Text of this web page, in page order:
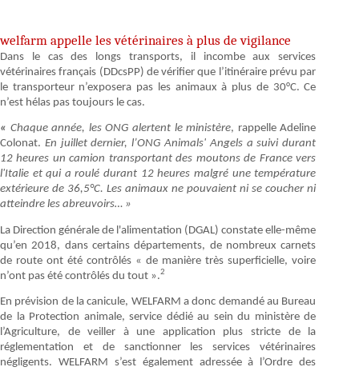
welfarm appelle les vétérinaires à plus de vigilance
Dans le cas des longs transports, il incombe aux services
vétérinaires français (DDcsPP) de vérifier que l’itinéraire prévu par
le transporteur n’exposera pas les animaux à plus de 30°C. Ce
n’est hélas pas toujours le cas.
« Chaque année, les ONG alertent le ministère, rappelle Adeline
Colonat. En juillet dernier, l’ONG Animals' Angels a suivi durant
12 heures un camion transportant des moutons de France vers
l'Italie et qui a roulé durant 12 heures malgré une température
extérieure de 36,5°C. Les animaux ne pouvaient ni se coucher ni
atteindre les abreuvoirs… »
La Direction générale de l'alimentation (DGAL) constate elle-même
qu’en 2018, dans certains départements, de nombreux carnets
de route ont été contrôlés « de manière très superficielle, voire
n’ont pas été contrôlés du tout ».2
En prévision de la canicule, WELFARM a donc demandé au Bureau
de la Protection animale, service dédié au sein du ministère de
l’Agriculture, de veiller à une application plus stricte de la
réglementation et de sanctionner les services vétérinaires
négligents. WELFARM s’est également adressée à l’Ordre des